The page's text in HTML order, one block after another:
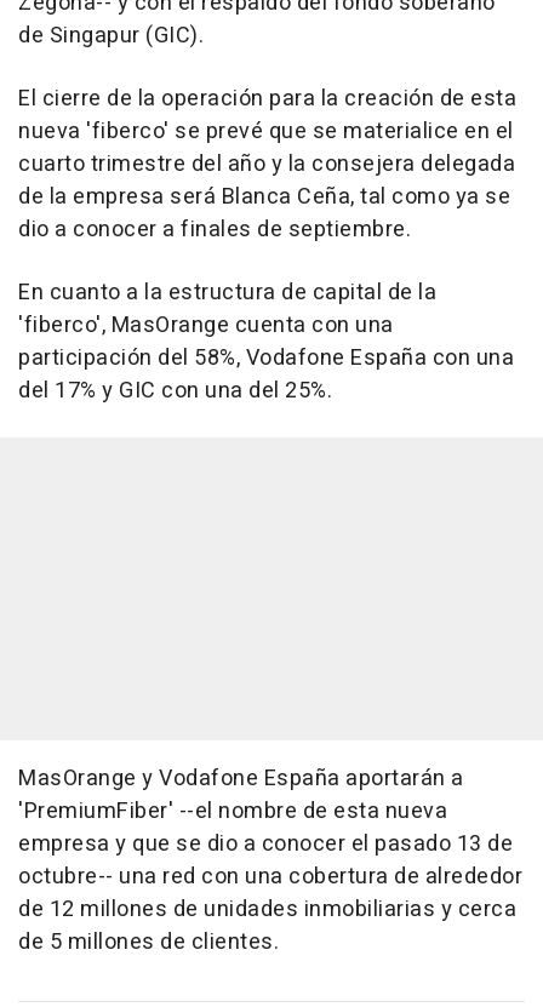
de Singapur (GIC).
El cierre de la operación para la creación de esta
nueva 'fiberco' se prevé que se materialice en el
cuarto trimestre del año y la consejera delegada
de la empresa será Blanca Ceña, tal como ya se
dio a conocer a finales de septiembre.
En cuanto a la estructura de capital de la
'fiberco', MasOrange cuenta con una
participación del 58%, Vodafone España con una
del 17% y GIC con una del 25%.
MasOrange y Vodafone España aportarán a
'PremiumFiber' --el nombre de esta nueva
empresa y que se dio a conocer el pasado 13 de
octubre-- una red con una cobertura de alrededor
de 12 millones de unidades inmobiliarias y cerca
de 5 millones de clientes.